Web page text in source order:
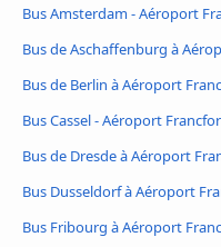
Bus Amsterdam - Aéroport
Bus de Aschaffenburg à
Bus de Berlin à Aéroport
Bus Cassel - Aéroport
Bus de Dresde à Aéroport
Bus Dusseldorf à Aéroport
Bus Fribourg à Aéroport